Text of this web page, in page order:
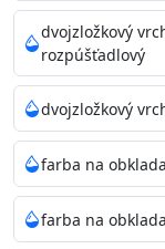
dvojzložkový
rozpúšťadlový
dvojzložkový
farba na
farba na